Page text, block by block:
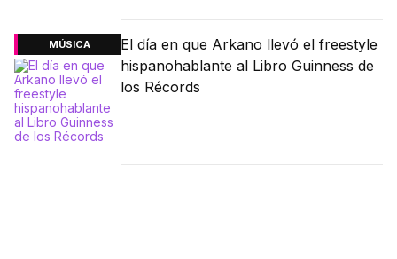
MÚSICA
El día en que Arkano llevó el freestyle
hispanohablante al Libro Guinness de
los Récords